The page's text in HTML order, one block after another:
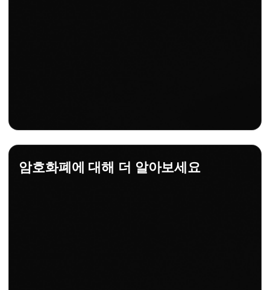
암호화폐에 대해 더 알아보세요